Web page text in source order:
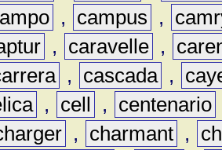
, campus ,
, caravelle ,
, cascada ,
, cell , centenario
, charmant ,